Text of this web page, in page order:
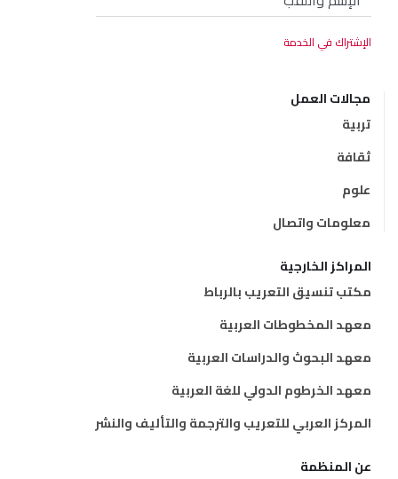
مجالات العمل
تربية
ثقافة
علوم
معلومات واتصال
المراكز الخارجية
مكتب تنسيق التعريب بالرباط
معهد المخطوطات العربية
معهد البحوث والدراسات العربية
معهد الخرطوم الدولي للغة العربية
المركز العربي للتعريب والترجمة والتأليف والنشر
عن المنظمة